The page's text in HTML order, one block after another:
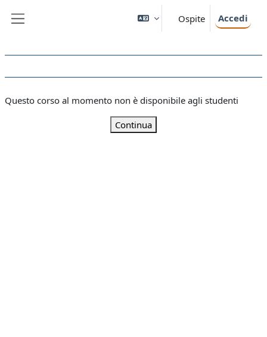
Ospite Accedi
Questo corso al momento non è disponibile agli studenti
Continua